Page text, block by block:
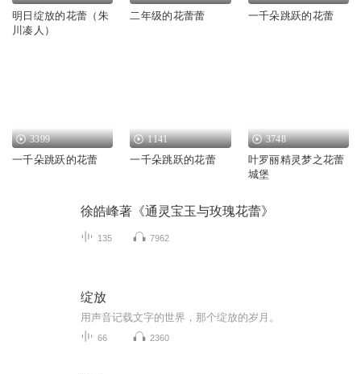
明日绽放的花蕾（朱
川凑人）
二年级的花蕾蕾 一千朵跳跃的花蕾
3399
一千朵跳跃的花蕾
1141
一千朵跳跃的花蕾
3748
叶罗丽精灵梦之花蕾
城堡
徐皓峰著《通灵宝玉与玫瑰花蕾》
135 7962
绽放
用声音记载文字的世界，那个绽放的岁月。
66 2360